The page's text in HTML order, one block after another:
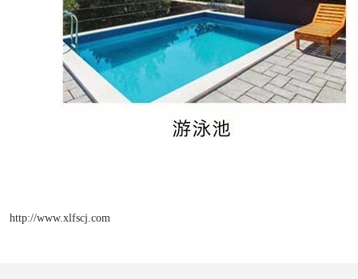
http://www.xlfscj.com